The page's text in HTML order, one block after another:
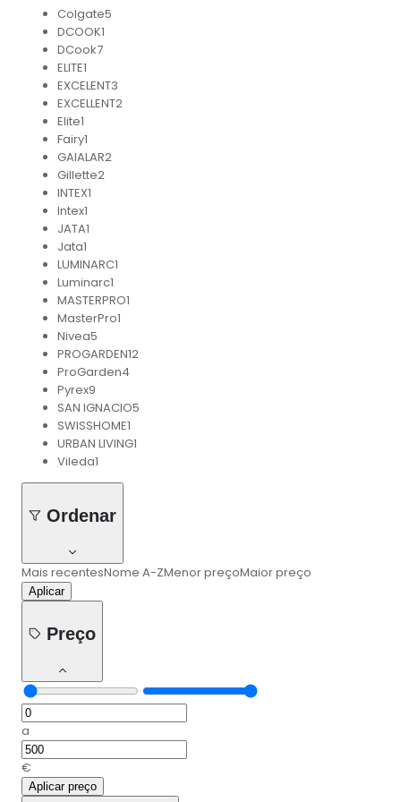
Colgate5
DCOOK1
DCook7
ELITE1
EXCELENT3
EXCELLENT2
Elite1
Fairy1
GAIALAR2
Gillette2
INTEX1
Intex1
JATA1
Jata1
LUMINARC1
Luminarc1
MASTERPRO1
MasterPro1
Nivea5
PROGARDEN12
ProGarden4
Pyrex9
SAN IGNACIO5
SWISSHOME1
URBAN LIVING1
Vileda1
Ordenar
Mais recentesNome A-ZMenor preçoMaior preço
Aplicar
Preço
a
€
Aplicar preço